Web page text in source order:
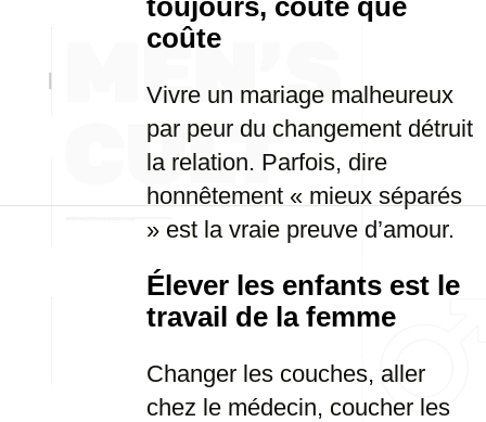
toujours, coûte que
coûte
Vivre un mariage malheureux
par peur du changement détruit
la relation. Parfois, dire
honnêtement « mieux séparés
» est la vraie preuve d’amour.
Élever les enfants est le
travail de la femme
Changer les couches, aller
chez le médecin, coucher les